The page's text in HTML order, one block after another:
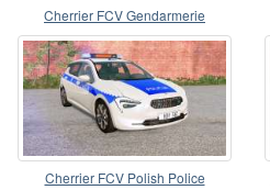
Cherrier FCV Gendarmerie
Cherrier FCV Polish Police